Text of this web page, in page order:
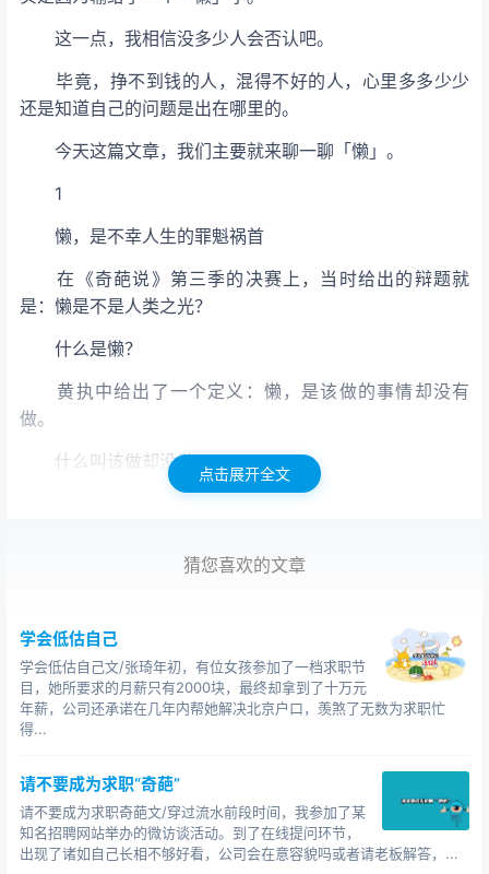
这一点，我相信没多少人会否认吧。
毕竟，挣不到钱的人，混得不好的人，心里多多少少
还是知道自己的问题是出在哪里的。
今天这篇文章，我们主要就来聊一聊「懒」。
1
懒，是不幸人生的罪魁祸首
在《奇葩说》第三季的决赛上，当时给出的辩题就
是：懒是不是人类之光？
什么是懒？
黄执中给出了一个定义：懒，是该做的事情却没有
做。
什么叫该做却没做？
但实际上的情况是，很多人会拖到最后一天的晚上，
连夜赶出一篇5000多字的报告出来。
本该有计划、有质量地完成，但却拖延到了最后一刻
我曾写过一篇文章《你并不迷茫，而是太懒了》，时
至今日，我仍然坚持这样的观点。
点击展开全文
猜您喜欢的文章
学会低估自己
学会低估自己文/张琦年初，有位女孩参加了一档求职节
目，她所要求的月薪只有2000块，最终却拿到了十万元
年薪，公司还承诺在几年内帮她解决北京户口，羡煞了无数为求职忙
得...
请不要成为求职“奇葩”
请不要成为求职奇葩文/穿过流水前段时间，我参加了某
知名招聘网站举办的微访谈活动。到了在线提问环节，
出现了诸如自己长相不够好看，公司会在意容貌吗或者请老板解答，...